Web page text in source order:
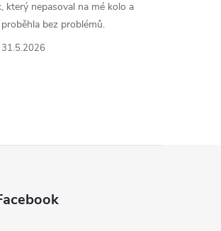
31.5.2026
který nepasoval na mé kolo a
bez problémů.